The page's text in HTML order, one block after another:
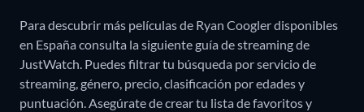
Para descubrir más películas de Ryan Coogler disponibles
en España consulta la siguiente guía de streaming de
JustWatch. Puedes filtrar tu búsqueda por servicio de
streaming, género, precio, clasificación por edades y
puntuación. Asegúrate de crear tu lista de favoritos y